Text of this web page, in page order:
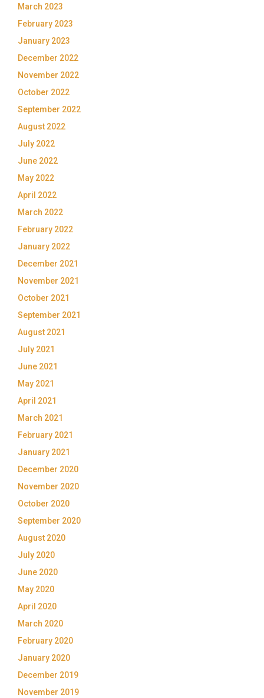
March 2023
February 2023
January 2023
December 2022
November 2022
October 2022
September 2022
August 2022
July 2022
June 2022
May 2022
April 2022
March 2022
February 2022
January 2022
December 2021
November 2021
October 2021
September 2021
August 2021
July 2021
June 2021
May 2021
April 2021
March 2021
February 2021
January 2021
December 2020
November 2020
October 2020
September 2020
August 2020
July 2020
June 2020
May 2020
April 2020
March 2020
February 2020
January 2020
December 2019
November 2019